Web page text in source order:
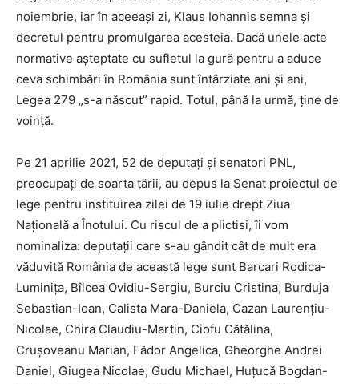
noiembrie, iar în aceeași zi, Klaus Iohannis semna și
decretul pentru promulgarea acesteia. Dacă unele acte
normative așteptate cu sufletul la gură pentru a aduce
ceva schimbări în România sunt întârziate ani și ani,
Legea 279 „s-a născut” rapid. Totul, până la urmă, ține de
voință.
Pe 21 aprilie 2021, 52 de deputați și senatori PNL,
preocupați de soarta țării, au depus la Senat proiectul de
lege pentru instituirea zilei de 19 iulie drept Ziua
Naţională a Înotului. Cu riscul de a plictisi, îi vom
nominaliza: deputații care s-au gândit cât de mult era
văduvită România de această lege sunt Barcari Rodica-
Luminiţa, Bîlcea Ovidiu-Sergiu, Burciu Cristina, Burduja
Sebastian-Ioan, Calista Mara-Daniela, Cazan Laurenţiu-
Nicolae, Chira Claudiu-Martin, Ciofu Cătălina,
Cruşoveanu Marian, Fădor Angelica, Gheorghe Andrei
Daniel, Giugea Nicolae, Gudu Michael, Huţucă Bogdan-